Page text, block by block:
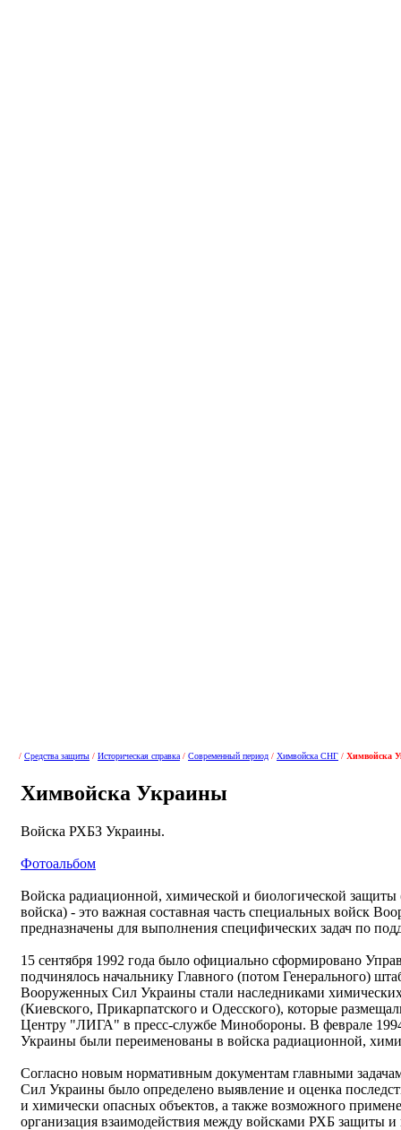
/ Средства защиты / Историческая справка / Современный период / Химвойска СНГ / Химвойска
Химвойска Украины
Войска РХБЗ Украины.
Фотоальбом
Войска радиационной, химической и биологической защиты
войска) - это важная составная часть специальных войск
предназначены для выполнения специфических задач по
15 сентября 1992 года было официально сформировано
подчинялось начальнику Главного (потом Генерального)
Вооруженных Сил Украины стали наследниками
(Киевского, Прикарпатского и Одесского), которые
Центру "ЛИГА" в пресс-службе Минобороны. В феврале
Украины были переименованы в войска радиационной,
Согласно новым нормативным документам главными
Сил Украины было определено выявление и оценка
и химически опасных объектов, а также возможного
организация взаимодействия между войсками РХБ защиты